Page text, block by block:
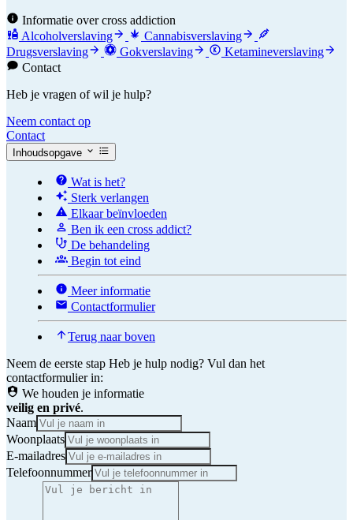
Informatie over cross addiction
Alcoholverslaving
Cannabisverslaving
Drugsverslaving
Gokverslaving
Ketamineverslaving
Contact
Heb je vragen of wil je hulp?
Neem contact op
Contact
Inhoudsopgave
Wat is het?
Sterk verlangen
Elkaar beïnvloeden
Ben ik een cross addict?
De behandeling
Begin tot eind
Meer informatie
Contactformulier
Terug naar boven
Neem de eerste stap Heb je hulp nodig? Vul dan het
contactformulier in:
We houden je informatie
veilig en privé.
Naam
Woonplaats
E-mailadres
Telefoonnummer